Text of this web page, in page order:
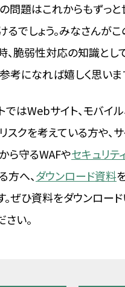
問題はこれからもずっ
るでしょう。みなさんが
、脆弱性対応の知識とし
考になれば嬉しく思いま
ではWebサイト、モバイ
スクを考えている方や、
ら守るWAFやセキュリテ
方へ、ダウンロード資料
。ぜひ資料をダウンロード
さい。